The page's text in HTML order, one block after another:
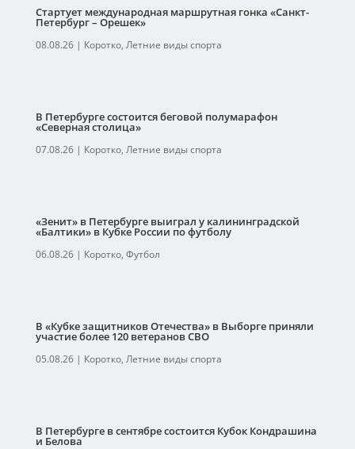
Стартует международная маршрутная гонка «Санкт-
Петербург – Орешек»
08.08.26| Коротко, Летние виды спорта
В Петербурге состоится беговой полумарафон
«Северная столица»
07.08.26| Коротко, Летние виды спорта
«Зенит» в Петербурге выиграл у калининградской
«Балтики» в Кубке России по футболу
06.08.26| Коротко, Футбол
В «Кубке защитников Отечества» в Выборге приняли
участие более 120 ветеранов СВО
05.08.26| Коротко, Летние виды спорта
В Петербурге в сентябре состоится Кубок Кондрашина
и Белова